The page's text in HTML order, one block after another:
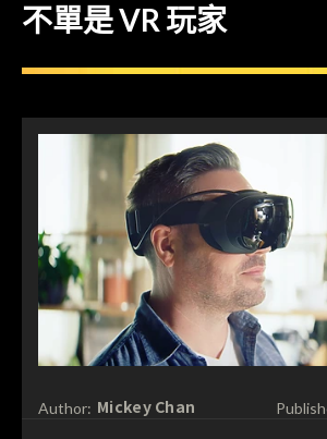
不單是 VR 玩家
Author: Mickey Chan